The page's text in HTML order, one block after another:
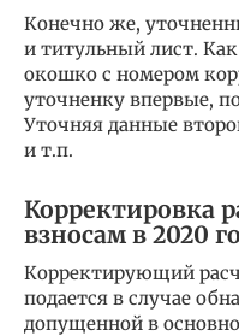
Конечно же,
и титульный лист. Как
окошко с номером
уточненку впервые,
Уточняя данные
и т.п.
Корректировка
взносам в 2020
Корректирующий
подается в случае
допущенной в